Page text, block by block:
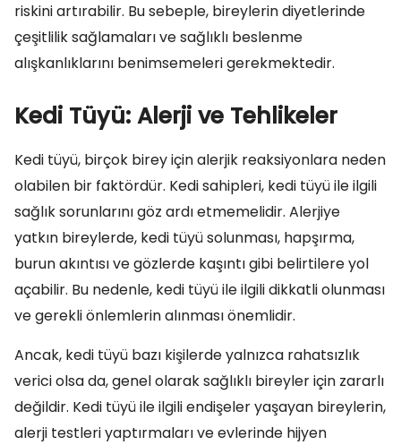
riskini artırabilir. Bu sebeple, bireylerin diyetlerinde
çeşitlilik sağlamaları ve sağlıklı beslenme
alışkanlıklarını benimsemeleri gerekmektedir.
Kedi Tüyü: Alerji ve Tehlikeler
Kedi tüyü, birçok birey için alerjik reaksiyonlara neden
olabilen bir faktördür. Kedi sahipleri, kedi tüyü ile ilgili
sağlık sorunlarını göz ardı etmemelidir. Alerjiye
yatkın bireylerde, kedi tüyü solunması, hapşırma,
burun akıntısı ve gözlerde kaşıntı gibi belirtilere yol
açabilir. Bu nedenle, kedi tüyü ile ilgili dikkatli olunması
ve gerekli önlemlerin alınması önemlidir.
Ancak, kedi tüyü bazı kişilerde yalnızca rahatsızlık
verici olsa da, genel olarak sağlıklı bireyler için zararlı
değildir. Kedi tüyü ile ilgili endişeler yaşayan bireylerin,
alerji testleri yaptırmaları ve evlerinde hijyen